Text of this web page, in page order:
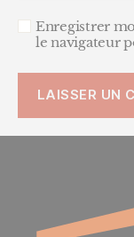
Enregistrer
le navigateur